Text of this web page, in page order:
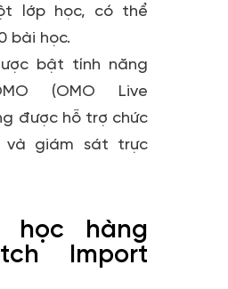
lớp học, có thể
bài học.
bật tính năng
(OMO Live
được hỗ trợ chức
và giám sát trực
học hàng
Import